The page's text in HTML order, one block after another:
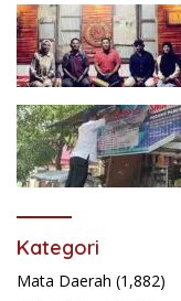
Kategori
Mata Daerah (1,882)